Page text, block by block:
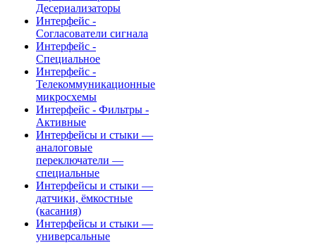
Десериализаторы
Интерфейс -
Согласователи сигнала
Интерфейс -
Специальное
Интерфейс -
Телекоммуникационные
микросхемы
Интерфейс - Фильтры -
Активные
Интерфейсы и стыки —
аналоговые
переключатели —
специальные
Интерфейсы и стыки —
датчики, ёмкостные
(касания)
Интерфейсы и стыки —
универсальные